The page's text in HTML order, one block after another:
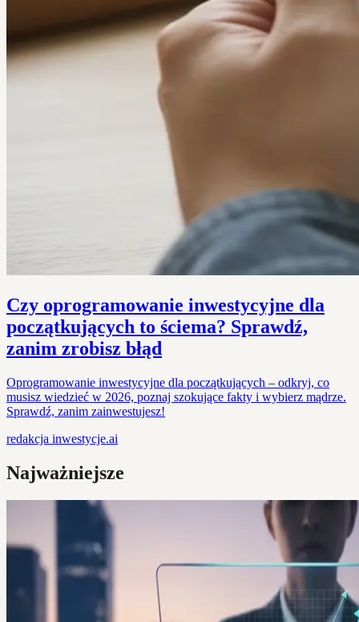
Czy oprogramowanie inwestycyjne dla
początkujących to ściema? Sprawdź,
zanim zrobisz błąd
Oprogramowanie inwestycyjne dla początkujących – odkryj, co
musisz wiedzieć w 2026, poznaj szokujące fakty i wybierz mądrze.
Sprawdź, zanim zainwestujesz!
redakcja inwestycje.ai
Najważniejsze